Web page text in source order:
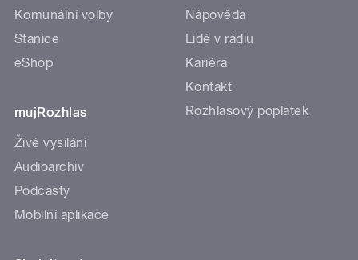
Komunální volby
Stanice
eShop
mujRozhlas
Živé vysílání
Audioarchiv
Podcasty
Mobilní aplikace
Nápověda
Lidé v rádiu
Kariéra
Kontakt
Rozhlasový poplatek